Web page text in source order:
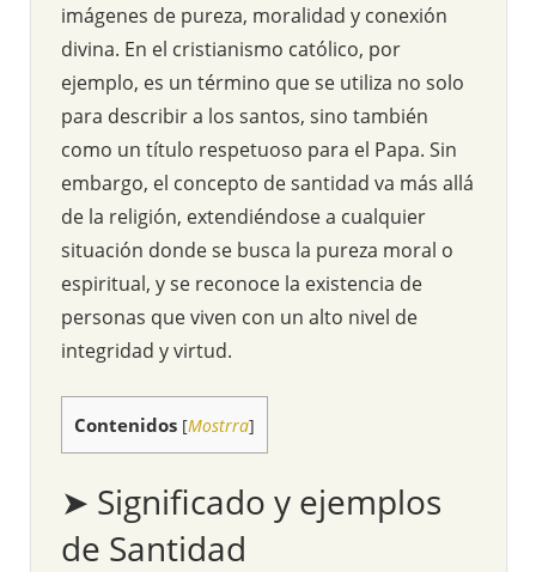
imágenes de pureza, moralidad y conexión
divina. En el cristianismo católico, por
ejemplo, es un término que se utiliza no solo
para describir a los santos, sino también
como un título respetuoso para el Papa. Sin
embargo, el concepto de santidad va más allá
de la religión, extendiéndose a cualquier
situación donde se busca la pureza moral o
espiritual, y se reconoce la existencia de
personas que viven con un alto nivel de
integridad y virtud.
Contenidos [Mostrra]
➤ Significado y ejemplos
de Santidad